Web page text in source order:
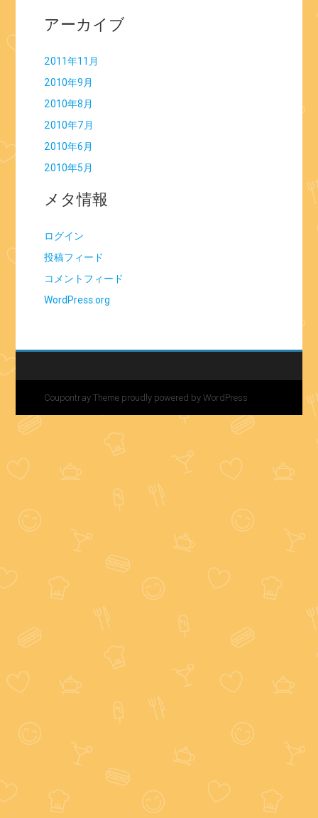
アーカイブ
2011年11月
2010年9月
2010年8月
2010年7月
2010年6月
2010年5月
メタ情報
ログイン
投稿フィード
コメントフィード
WordPress.org
Coupontray Theme proudly powered by WordPress